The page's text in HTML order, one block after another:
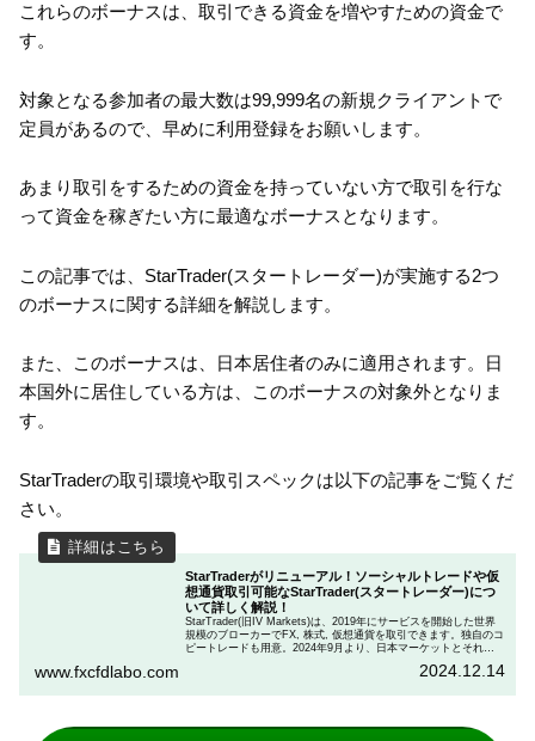
これらのボーナスは、取引できる資金を増やすための資金で
す。
対象となる参加者の最大数は99,999名の新規クライアントで
定員があるので、早めに利用登録をお願いします。
あまり取引をするための資金を持っていない方で取引を行な
って資金を稼ぎたい方に最適なボーナスとなります。
この記事では、StarTrader(スタートレーダー)が実施する2つ
のボーナスに関する詳細を解説します。
また、このボーナスは、日本居住者のみに適用されます。日
本国外に居住している方は、このボーナスの対象外となりま
す。
StarTraderの取引環境や取引スペックは以下の記事をご覧くだ
さい。
StarTraderがリニューアル！ソーシャルトレードや仮
想通貨取引可能なStarTrader(スタートレーダー)につ
いて詳しく解説！
StarTrader(旧IV Markets)は、2019年にサービスを開始した世界
規模のブローカーでFX, 株式, 仮想通貨を取引できます。独自のコ
ピートレードも用意。2024年9月より、日本マーケットとそれ以
つのドメインのもと運営を行っております。取引すると豪華な景
www.fxcfdlabo.com 2024.12.14